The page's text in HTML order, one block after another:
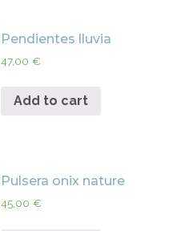
Pendientes lluvia
47,00 €
Add to cart
Pulsera onix nature
45,00 €